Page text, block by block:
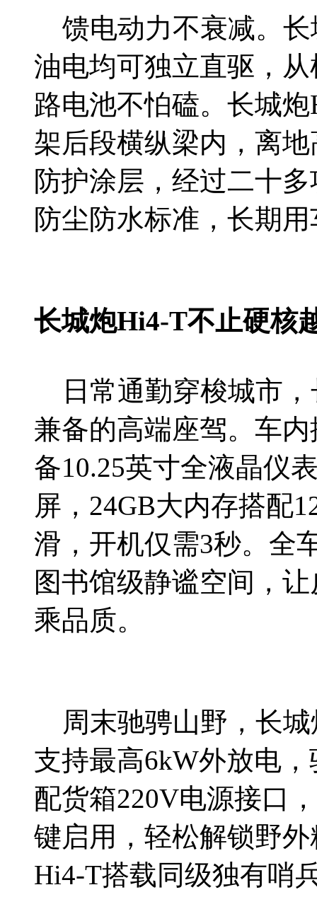
馈电动力不衰减。长
油电均可独立直驱，
路电池不怕磕。长城
架后段横纵梁内，离
防护涂层，经过二十
防尘防水标准，长期
长城炮Hi4-T不止硬核
日常通勤穿梭城市，
兼备的高端座驾。车内
备10.25英寸全液晶仪
屏，24GB大内存搭配
滑，开机仅需3秒。全
图书馆级静谧空间，
乘品质。
周末驰骋山野，长城
支持最高6kW外放电
配货箱220V电源接口
键启用，轻松解锁野
Hi4-T搭载同级独有哨